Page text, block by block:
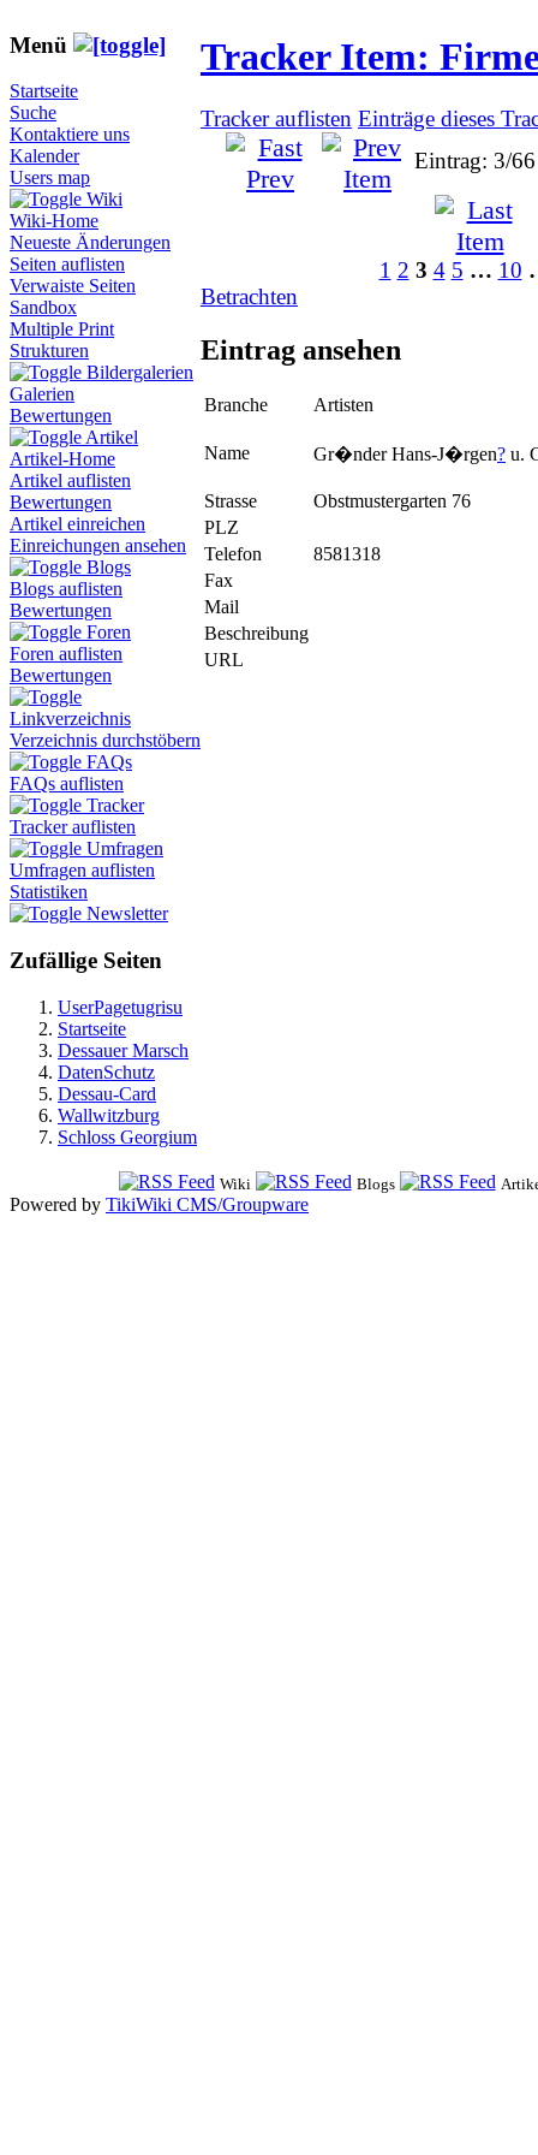
Menü
Startseite
Suche
Kontaktiere uns
Kalender
Users map
Wiki
Wiki-Home
Neueste Änderungen
Seiten auflisten
Verwaiste Seiten
Sandbox
Multiple Print
Strukturen
Bildergalerien
Galerien
Bewertungen
Artikel
Artikel-Home
Artikel auflisten
Bewertungen
Artikel einreichen
Einreichungen ansehen
Blogs
Blogs auflisten
Bewertungen
Foren
Foren auflisten
Bewertungen
Linkverzeichnis
Verzeichnis durchstöbern
FAQs
FAQs auflisten
Tracker
Tracker auflisten
Umfragen
Umfragen auflisten
Statistiken
Newsletter
Zufällige Seiten
UserPagetugrisu
Startseite
Dessauer Marsch
DatenSchutz
Dessau-Card
Wallwitzburg
Schloss Georgium
Tracker Item:
Tracker auflisten Einträge dieses
Eintrag: 3/66
1 2 3 4 5 … 10
Betrachten
Eintrag ansehen
Branche Artisten
Name Gr�nder Hans-J�rgen? u.
Strasse
Obstmustergarten 76
PLZ
Telefon
8581318
Fax
Mail
Beschreibung
URL
Wiki Blogs
Powered by TikiWiki CMS/Groupware